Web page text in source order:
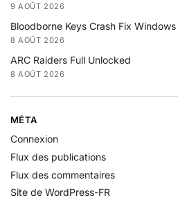
9 AOÛT 2026
Bloodborne Keys Crash Fix
8 AOÛT 2026
ARC Raiders Full Unlocked
8 AOÛT 2026
MÉTA
Connexion
Flux des publications
Flux des commentaires
Site de WordPress-FR